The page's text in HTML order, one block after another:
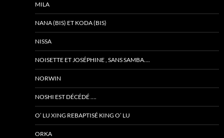
MILA
NANA (BIS) ET KODA (BIS)
NISSA
NOISETTE ET JOSÉPHINE , SANS SAMBA….
NORWIN
NOSHI EST DÉCÉDÉ ….
O’ LU XING REBAPTISÉ KING O’ LU
ORKA